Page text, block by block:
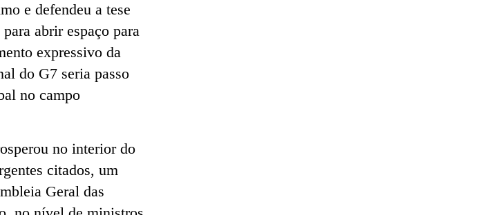
e defendeu a tese
abrir espaço para
expressivo da
do G7 seria passo
no campo
no interior do
citados, um
Geral das